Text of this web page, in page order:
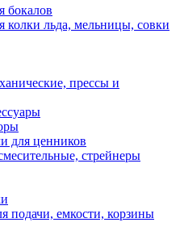
бокалов
колки льда, мельницы, совки
прессы и
для ценников
стрейнеры
подачи, емкости, корзины